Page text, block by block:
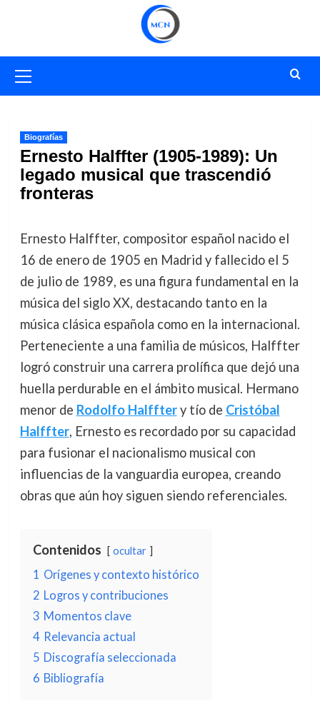
primario
Biografías
Ernesto Halffter (1905-1989): Un
legado musical que trascendió
fronteras
Ernesto Halffter, compositor español nacido el
16 de enero de 1905 en Madrid y fallecido el 5
de julio de 1989, es una figura fundamental en la
música del siglo XX, destacando tanto en la
música clásica española como en la internacional.
Perteneciente a una familia de músicos, Halffter
logró construir una carrera prolífica que dejó una
huella perdurable en el ámbito musical. Hermano
menor de Rodolfo Halfftery tío de Cristóbal
Halffter, Ernesto es recordado por su capacidad
para fusionar el nacionalismo musical con
influencias de la vanguardia europea, creando
obras que aún hoy siguen siendo referenciales.
Contenidos ocultar
1 Orígenes y contexto histórico
2 Logros y contribuciones
3 Momentos clave
4 Relevancia actual
5 Discografía seleccionada
6 Bibliografía